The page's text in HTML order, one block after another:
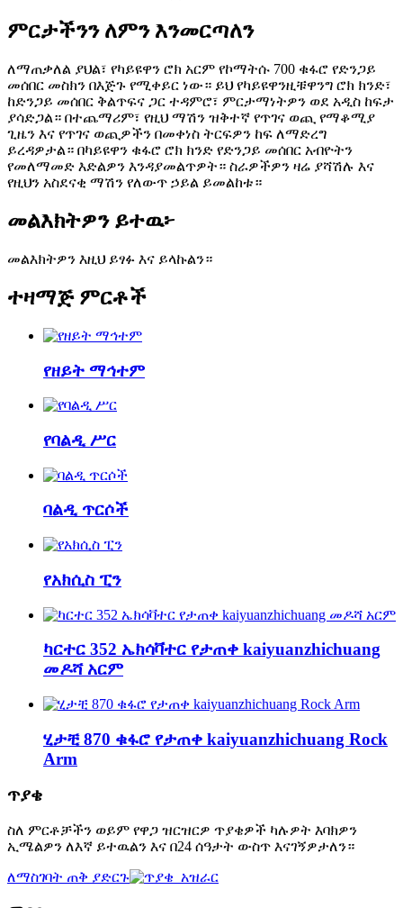
ምርታችንን ለምን እንመርጣለን
ለማጠቃለል ያህል፣ የካይዩዋን ሮክ አርም የኮማትሱ 700 ቁፋሮ የድንጋይ
መሰበር መስክን በእጅጉ የሚቀይር ነው። ይህ የካይዩዋንዚቹዋንግ ሮክ ክንድ፣
ከድንጋይ መሰበር ቅልጥፍና ጋር ተዳምሮ፣ ምርታማነትዎን ወደ አዲስ ከፍታ
ያሳድጋል። በተጨማሪም፣ የዚህ ማሽን ዝቅተኛ የጥገና ወጪ የማቆሚያ
ጊዜን እና የጥገና ወጪዎችን በመቀነስ ትርፍዎን ከፍ ለማድረግ
ይረዳዎታል። በካይዩዋን ቁፋሮ ሮክ ክንድ የድንጋይ መሰበር አብዮትን
የመለማመድ እድልዎን እንዳያመልጥዎት። ስራዎችዎን ዛሬ ያሻሽሉ እና
የዚህን አስደናቂ ማሽን የለውጥ ኃይል ይመልከቱ።
መልእክትዎን ይተዉ፦
መልእክትዎን እዚህ ይፃፉ እና ይላኩልን።
ተዛማጅ ምርቶች
የዘይት ማኅተም
የባልዲ ሥር
ባልዲ ጥርሶች
የአክሲስ ፒን
ካርተር 352 ኤክሳቫተር የታጠቀ kaiyuanzhichuang
መዶሻ አርም
ሂታቺ 870 ቁፋሮ የታጠቀ kaiyuanzhichuang Rock
Arm
ጥያቄ
ስለ ምርቶቻችን ወይም የዋጋ ዝርዝርዎ ጥያቄዎች ካሉዎት እባክዎን
ኢሜልዎን ለእኛ ይተዉልን እና በ24 ሰዓታት ውስጥ እናገኝዎታለን።
ለማስገባት ጠቅ ያድርጉ